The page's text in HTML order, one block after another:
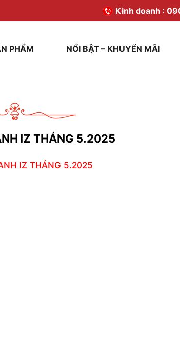
Kinh doanh :
PHẨM NỔI BẬT – KHUYẾN MÃI
IZ THÁNG 5.2025
IZ THÁNG 5.2025